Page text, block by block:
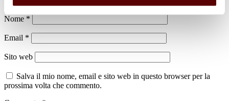
Nome *
Email *
Sito web
Salva il mio nome, email e sito web in questo browser per la
prossima volta che commento.